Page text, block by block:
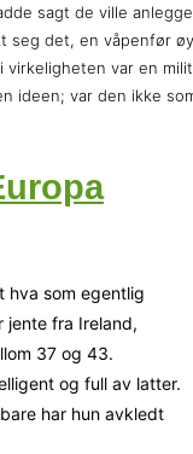
sagt de ville anlegge
seg det, en våpenfør
virkeligheten var en
ideen; var den ikke
hva som egentlig
jente fra Ireland,
37 og 43.
og full av latter.
har hun avkledt